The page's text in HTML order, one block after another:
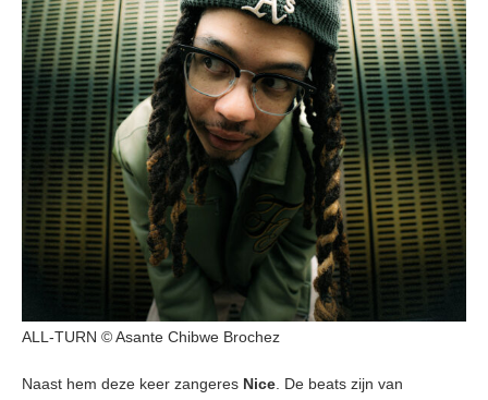
ALL-TURN © Asante Chibwe Brochez
Naast hem deze keer zangeres Nice. De beats zijn van